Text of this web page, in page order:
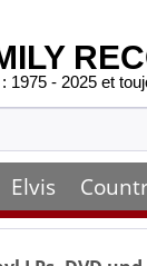
1975 - 2025 et
Elvis